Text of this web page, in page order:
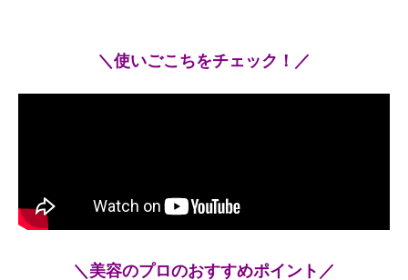
＼使いごこちをチェック！／
＼美容のプロのおすすめポイント／